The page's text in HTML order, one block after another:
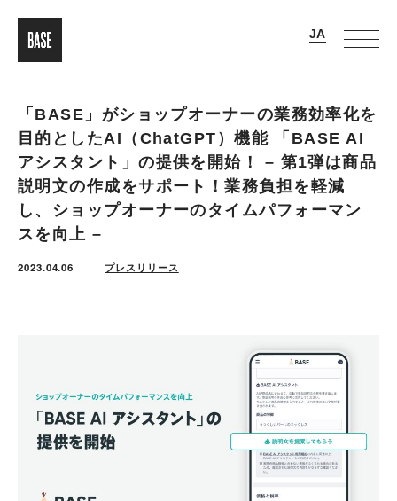
「BASE」がショップオーナーの業務効率化を
目的としたAI（ChatGPT）機能 「BASE AI
アシスタント」の提供を開始！ – 第1弾は商品
説明文の作成をサポート！業務負担を軽減
し、ショップオーナーのタイムパフォーマン
スを向上 –
2023.04.06 プレスリリース